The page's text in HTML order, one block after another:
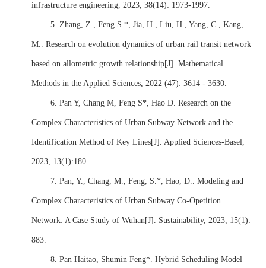
infrastructure engineering, 2023, 38(14): 1973-1997.
5. Zhang, Z., Feng S.*, Jia, H., Liu, H., Yang, C., Kang,
M.. Research on evolution dynamics of urban rail transit network
based on allometric growth relationship[J]. Mathematical
Methods in the Applied Sciences, 2022 (47): 3614 - 3630.
6. Pan Y, Chang M, Feng S*, Hao D. Research on the
Complex Characteristics of Urban Subway Network and the
Identification Method of Key Lines[J]. Applied Sciences-Basel,
2023, 13(1):180.
7. Pan, Y., Chang, M., Feng, S.*, Hao, D.. Modeling and
Complex Characteristics of Urban Subway Co-Opetition
Network: A Case Study of Wuhan[J]. Sustainability, 2023, 15(1):
883.
8. Pan Haitao, Shumin Feng*. Hybrid Scheduling Model